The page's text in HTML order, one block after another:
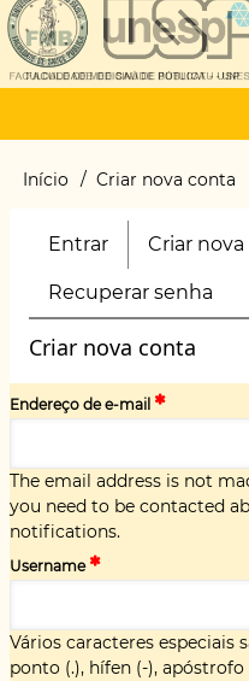
Main
Trilha
navegação
Início Criar nova conta
Primary
Entrar Criar
Recuperar senha
Criar nova conta
Endereço de e-mail
The email address is not
you need to be contacted
notifications.
Username
Vários caracteres especiais
ponto (.), hífen (-), apóstrofo